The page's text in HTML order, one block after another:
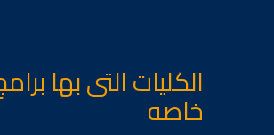
الكليات التى بها
خاصه